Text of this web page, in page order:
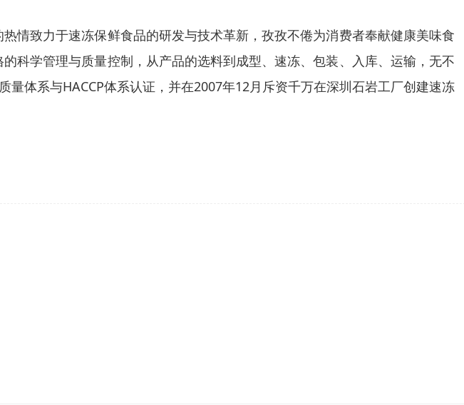
情致力于速冻保鲜食品的研发与技术革新，孜孜不倦为消费者奉献健康美味食
科学管理与质量控制，从产品的选料到成型、速冻、包装、入库、运输，无不
体系与HACCP体系认证，并在2007年12月斥资千万在深圳石岩工厂创建速冻